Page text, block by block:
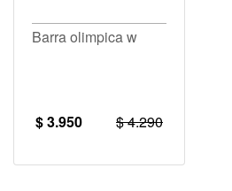
Barra olimpica w
$ 3.950 $ 4.290